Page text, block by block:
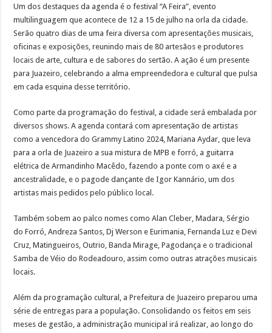
Um dos destaques da agenda é o festival “A Feira”, evento
multilinguagem que acontece de 12 a 15 de julho na orla da cidade.
Serão quatro dias de uma feira diversa com apresentações musicais,
oficinas e exposições, reunindo mais de 80 artesãos e produtores
locais de arte, cultura e de sabores do sertão. A ação é um presente
para Juazeiro, celebrando a alma empreendedora e cultural que pulsa
em cada esquina desse território.
Como parte da programação do festival, a cidade será embalada por
diversos shows. A agenda contará com apresentação de artistas
como a vencedora do Grammy Latino 2024, Mariana Aydar, que leva
para a orla de Juazeiro a sua mistura de MPB e forró, a guitarra
elétrica de Armandinho Macêdo, fazendo a ponte com o axé e a
ancestralidade, e o pagode dançante de Igor Kannário, um dos
artistas mais pedidos pelo público local.
Também sobem ao palco nomes como Alan Cleber, Madara, Sérgio
do Forró, Andreza Santos, Dj Werson e Eurimania, Fernanda Luz e Devi
Cruz, Matingueiros, Outrio, Banda Mirage, Pagodança e o tradicional
Samba de Véio do Rodeadouro, assim como outras atrações musicais
locais.
Além da programação cultural, a Prefeitura de Juazeiro preparou uma
série de entregas para a população. Consolidando os feitos em seis
meses de gestão, a administração municipal irá realizar, ao longo do